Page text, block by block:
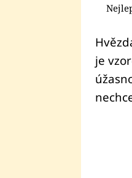
je